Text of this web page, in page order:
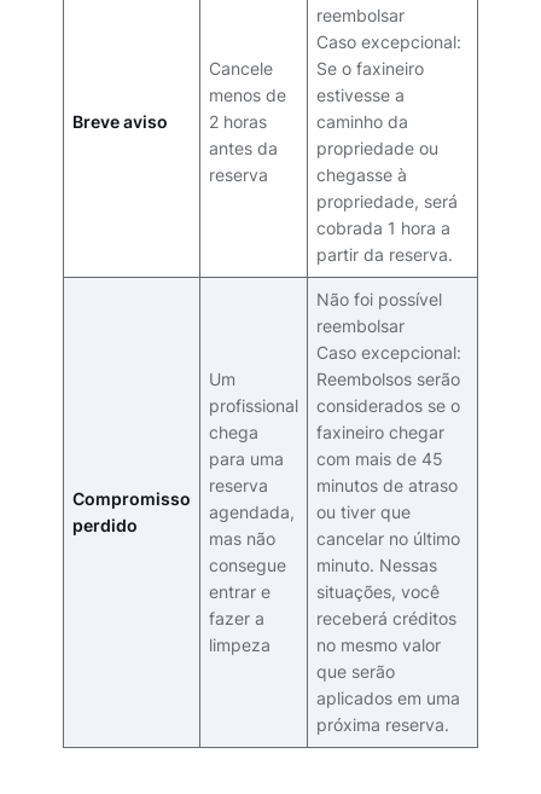
Breve aviso
Cancele
menos de
2 horas
antes da
reserva
reembolsar
Caso excepcional:
Se o faxineiro
estivesse a
caminho da
propriedade ou
chegasse à
propriedade, será
cobrada 1 hora a
partir da reserva.
Compromisso
perdido
Um
profissional
chega
para uma
reserva
agendada,
mas não
consegue
entrar e
fazer a
limpeza
Não foi possível
reembolsar
Caso excepcional:
Reembolsos serão
considerados se o
faxineiro chegar
com mais de 45
minutos de atraso
ou tiver que
cancelar no último
minuto. Nessas
situações, você
receberá créditos
no mesmo valor
que serão
aplicados em uma
próxima reserva.